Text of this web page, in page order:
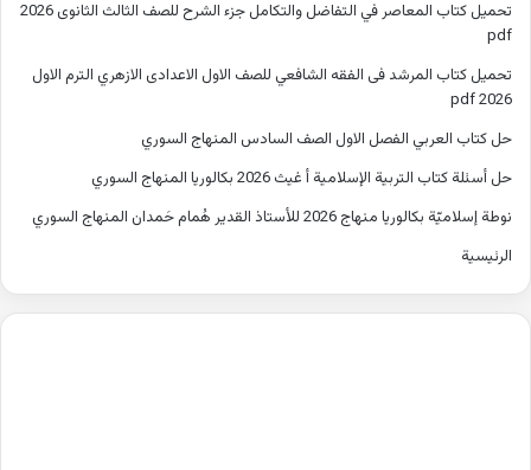
تحميل كتاب المعاصر في التفاضل والتكامل جزء الشرح للصف الثالث الثانوى 2026
pdf
تحميل كتاب المرشد فى الفقه الشافعي للصف الاول الاعدادى الازهري الترم الاول
2026 pdf
حل كتاب العربي الفصل الاول الصف السادس المنهاج السوري
حل أسئلة كتاب التربية الإسلامية أ غيث 2026 بكالوريا المنهاج السوري
نوطة إسلاميّة بكالوريا منهاج 2026 للأستاذ القدير هُمام حَمدان المنهاج السوري
الرئيسية